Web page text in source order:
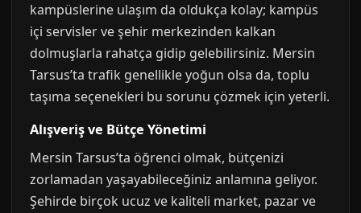
kampüslerine ulaşım da oldukça kolay; kampüs
içi servisler ve şehir merkezinden kalkan
dolmuşlarla rahatça gidip gelebilirsiniz. Mersin
Tarsus’ta trafik genellikle yoğun olsa da, toplu
taşıma seçenekleri bu sorunu çözmek için yeterli.
Alışveriş ve Bütçe Yönetimi
Mersin Tarsus’ta öğrenci olmak, bütçenizi
zorlamadan yaşayabileceğiniz anlamına geliyor.
Şehirde birçok ucuz ve kaliteli market, pazar ve